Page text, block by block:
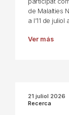
de Malalties
a l’11 de juliol
Ver más
21 juliol 2026
Recerca